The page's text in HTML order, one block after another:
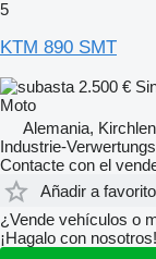
5
KTM 890 SMT
2.500 €
Moto
Alemania,
Industrie-
Contacte con el
Añadir a
¿Vende vehículos o
¡Hagalo con nosotros!